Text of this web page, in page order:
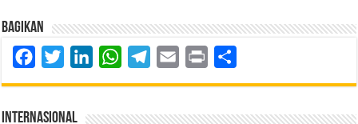
Bagikan
FacebookTwitterLinkedInWhatsAppTelegram
Email Print
Internasional